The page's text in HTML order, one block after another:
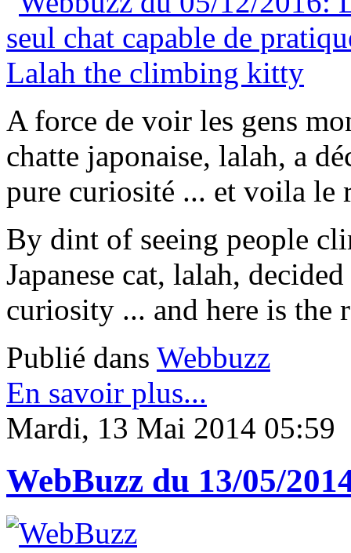
A force de voir les gens
chatte japonaise, lalah, a
pure curiosité ... et voila le
By dint of seeing people
Japanese cat, lalah,
curiosity ... and here is the
Publié dans Webbuzz
En savoir plus...
Mardi, 13 Mai 2014 05:59
WebBuzz du 13/05/